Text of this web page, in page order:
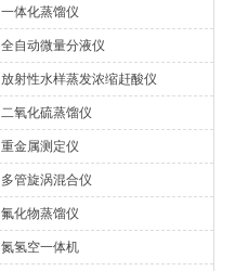
一体化蒸馏仪
全自动微量分液仪
放射性水样蒸发浓缩赶酸仪
二氧化硫蒸馏仪
重金属测定仪
多管旋涡混合仪
氟化物蒸馏仪
氮氢空一体机